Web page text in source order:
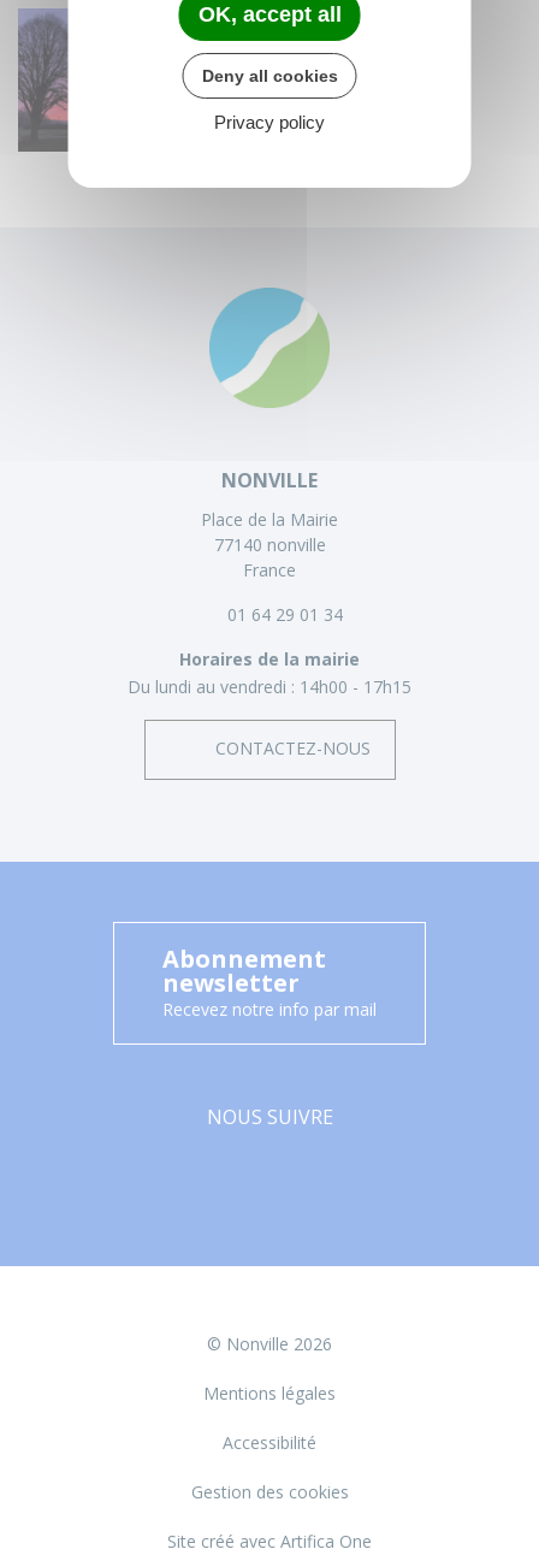
Lever de soleil hivernal - Salle polyvalente
Lever de soleil hivernal - Rue de
NONVILLE
Place de la Mairie
77140 nonville
France
01 64 29 01 34
Horaires de la mairie
Du lundi au vendredi : 14h00 - 17h15
CONTACTEZ-NOUS
Abonnement
newsletter
Recevez notre info par mail
NOUS SUIVRE
© Nonville 2026
Mentions légales
Accessibilité
Gestion des cookies
Site créé avec Artifica One
OK, accept all
Deny all cookies
Privacy policy